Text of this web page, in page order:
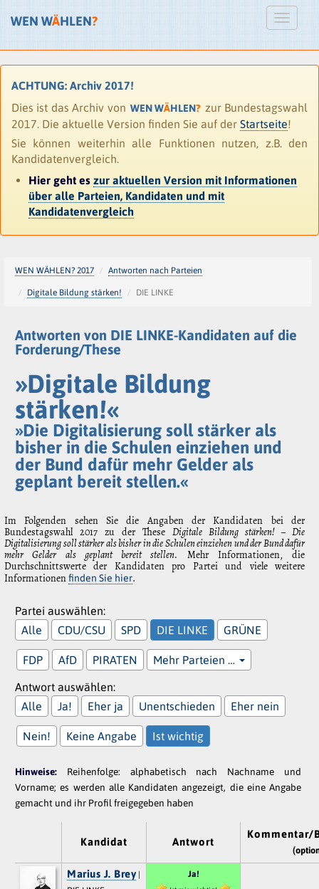
WEN WÄHLEN?
ACHTUNG: Archiv 2017!
Dies ist das Archiv von WEN WÄHLEN? zur Bundestagswahl
2017. Die aktuelle Version finden Sie auf der Startseite!
Sie können weiterhin alle Funktionen nutzen, z.B. den
Kandidatenvergleich.
Hier geht es zur aktuellen Version mit Informationen
über alle Parteien, Kandidaten und mit
Kandidatenvergleich
WEN WÄHLEN? 2017 Antworten nach Parteien
Digitale Bildung stärken! DIE LINKE
Antworten von DIE LINKE-Kandidaten auf die
Forderung/These
»Digitale Bildung
stärken!«
»Die Digitalisierung soll stärker als
bisher in die Schulen einziehen und
der Bund dafür mehr Gelder als
geplant bereit stellen.«
Im Folgenden sehen Sie die Angaben der Kandidaten bei der
Bundestagswahl 2017 zu der These Digitale Bildung stärken! – Die
Digitalisierung soll stärker als bisher in die Schulen einziehen und der Bund dafür
mehr Gelder als geplant bereit stellen. Mehr Informationen, die
Durchschnittswerte der Kandidaten pro Partei und viele weitere
Informationenfinden Sie hier.
Partei auswählen:
Alle
CDU/CSU SPD DIE LINKE GRÜNE
FDP AfD PIRATEN Mehr Parteien …
Antwort auswählen:
Alle
Ja! Eher ja Unentschieden Eher nein
Nein! Keine Angabe Ist wichtig
Hinweise: Reihenfolge: alphabetisch nach Nachname und
Vorname; es werden alle Kandidaten angezeigt, die eine Angabe
gemacht und ihr Profil freigegeben haben
Kandidat Antwort
Kommentar/
Marius J. Brey |
Ja!